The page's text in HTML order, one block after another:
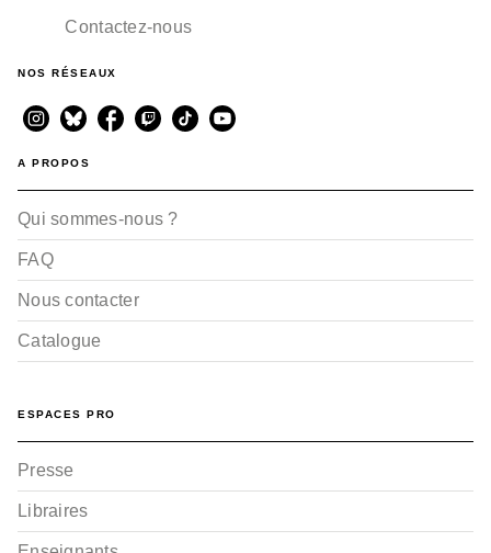
Contactez-nous
NOS RÉSEAUX
A PROPOS
Qui sommes-nous ?
FAQ
Nous contacter
Catalogue
ESPACES PRO
Presse
Libraires